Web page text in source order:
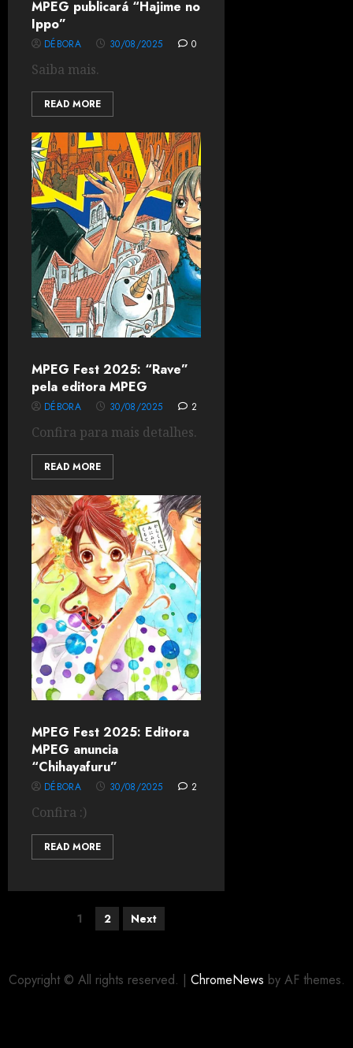
MPEG publicará “Hajime no
Ippo”
DÉBORA 30/08/2025 0
Saiba mais.
READ MORE
MPEG Fest 2025: “Rave”
pela editora MPEG
DÉBORA 30/08/2025 2
Confira para mais detalhes.
READ MORE
MPEG Fest 2025: Editora
MPEG anuncia
“Chihayafuru”
DÉBORA 30/08/2025 2
Confira :)
READ MORE
1 2 Next
Copyright © All rights reserved. | ChromeNews by AF themes.